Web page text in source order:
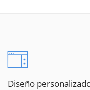
Diseño